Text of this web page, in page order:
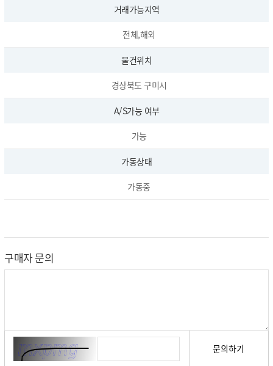
거래가능지역
전체,해외
물건위치
경상북도 구미시
A/S가능 여부
가능
가동상태
가동중
구매자 문의
문의하기